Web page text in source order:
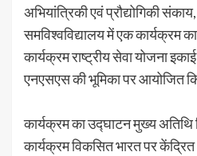
अभियांत्रिकी एवं प्रौद्योगिकी
समविश्वविद्यालय में एक कार्यक्रम
कार्यक्रम राष्ट्रीय सेवा योजना
एनएसएस की भूमिका पर आयोजित
कार्यक्रम का उद्घाटन मुख्य अतिथि
कार्यक्रम विकसित भारत पर